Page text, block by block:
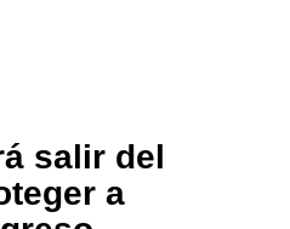
salir del
a